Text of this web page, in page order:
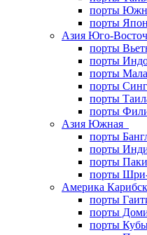
порты
порты
Азия Юго-
порты
порты
порты
порты
порты
порты
Азия Южная
порты
порты
порты
порты
Америка
порты
порты
порты